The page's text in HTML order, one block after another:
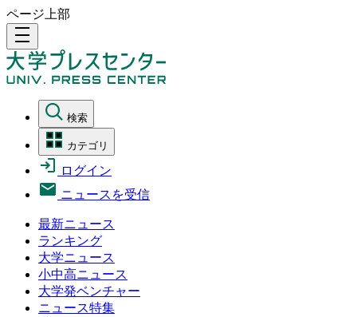
ページ上部
density_medium
検索
カテゴリ
ログイン
ニュースを受信
最新ニュース
ランキング
大学ニュース
小中高ニュース
大学発ベンチャー
ニュース特集